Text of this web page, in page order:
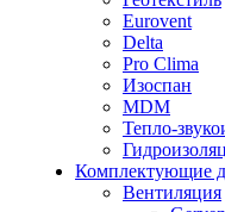
Eurovent
Delta
Pro Clima
Изоспан
MDM
Тепло-
Комплектующие
Вентиляция